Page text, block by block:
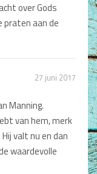
over Gods
praten aan de
27 juni 2017
Manning.
van hem, merk
valt nu en dan
waardevolle